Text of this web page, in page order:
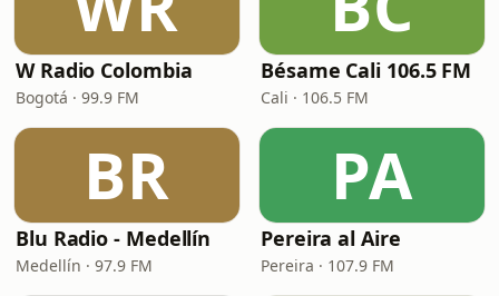
W Radio Colombia
Bogotá · 99.9 FM
Bésame Cali 106.5 FM
Cali · 106.5 FM
BR
Blu Radio - Medellín
Medellín · 97.9 FM
PA
Pereira al Aire
Pereira · 107.9 FM